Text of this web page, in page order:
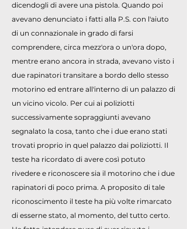
dicendogli di avere una pistola. Quando poi
avevano denunciato i fatti alla P.S. con l'aiuto
di un connazionale in grado di farsi
comprendere, circa mezz'ora o un'ora dopo,
mentre erano ancora in strada, avevano visto i
due rapinatori transitare a bordo dello stesso
motorino ed entrare all'interno di un palazzo di
un vicino vicolo. Per cui ai poliziotti
successivamente sopraggiunti avevano
segnalato la cosa, tanto che i due erano stati
trovati proprio in quel palazzo dai poliziotti. Il
teste ha ricordato di avere così potuto
rivedere e riconoscere sia il motorino che i due
rapinatori di poco prima. A proposito di tale
riconoscimento il teste ha più volte rimarcato
di esserne stato, al momento, del tutto certo.